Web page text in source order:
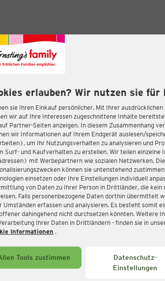
erlauben? Wir nutzen sie
sie Ihren Einkauf persönlicher. Mit Ihrer
wir auf Ihre Interessen zugeschnittene Inhalte
Partner-Seiten anzeigen. In diesem Zusammenhang
wir Informationen auf Ihrem Endgerät auslesen/
um Ihr Nutzungsverhalten zu analysieren und
Surf- und Kaufverhalten zu erstellen. Wir teilen einzelne
mit Werbepartnern wie sozialen Netzwerken.
können sie untenstehend
einsetzen oder Ihre Einstellungen individuell
von Daten zu Ihrer Person in Drittländer, die
Falls personenbezogene Daten dorthin übermittelt
Umständen erfassen und analysieren. Es besteht somit
dahingehend nicht durchsetzen könnten. Weitere
Ihrer Daten in Drittländern - finden sie in
Informationen .
Tools zustimmen
Datenschutz-
Einstellungen